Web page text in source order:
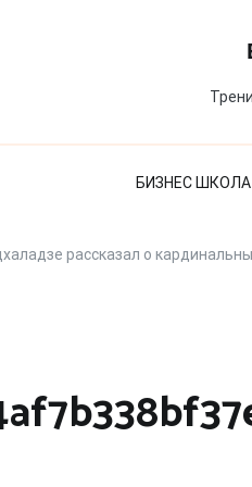
БИЗНЕС ШКОЛА
рассказал о